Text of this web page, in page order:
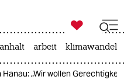

taz zahl ich
arbeit klimawandel
„Wir wollen